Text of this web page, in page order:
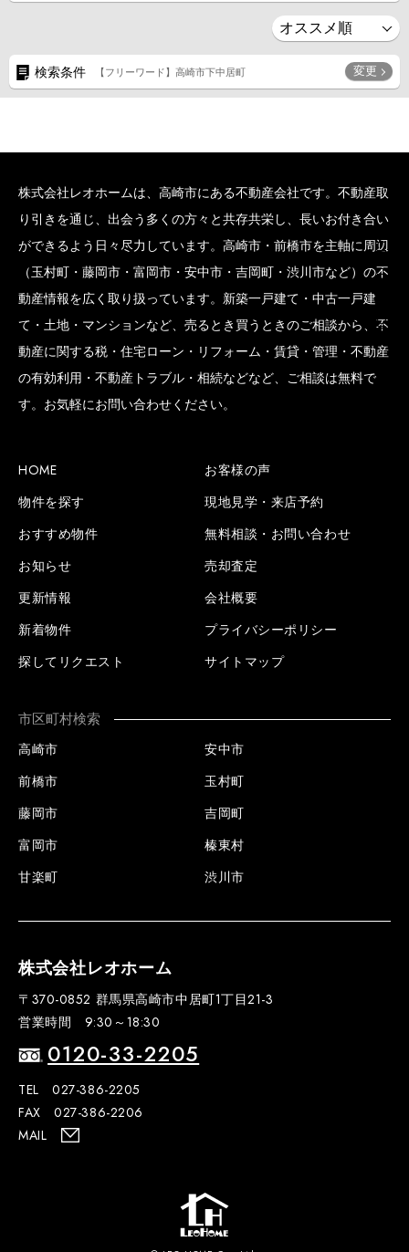
検索条件 【フリーワード】高崎市下中居町 変更
株式会社レオホームは、高崎市にある不動産会社です。不動産取
り引きを通じ、出会う多くの方々と共存共栄し、長いお付き合い
ができるよう日々尽力しています。高崎市・前橋市を主軸に周辺
（玉村町・藤岡市・富岡市・安中市・吉岡町・渋川市など）の不
動産情報を広く取り扱っています。新築一戸建て・中古一戸建
て・土地・マンションなど、売るとき買うときのご相談から、不
動産に関する税・住宅ローン・リフォーム・賃貸・管理・不動産
の有効利用・不動産トラブル・相続などなど、ご相談は無料で
す。お気軽にお問い合わせください。
HOME
物件を探す
おすすめ物件
お知らせ
更新情報
新着物件
探してリクエスト
お客様の声
現地見学・来店予約
無料相談・お問い合わせ
売却査定
会社概要
プライバシーポリシー
サイトマップ
市区町村検索
高崎市
前橋市
藤岡市
富岡市
甘楽町
安中市
玉村町
吉岡町
榛東村
渋川市
株式会社レオホーム
〒370-0852 群馬県高崎市中居町1丁目21-3
営業時間 9:30～18:30
0120-33-2205
TEL 027-386-2205
FAX 027-386-2206
MAIL
SCROLL BOTTOM